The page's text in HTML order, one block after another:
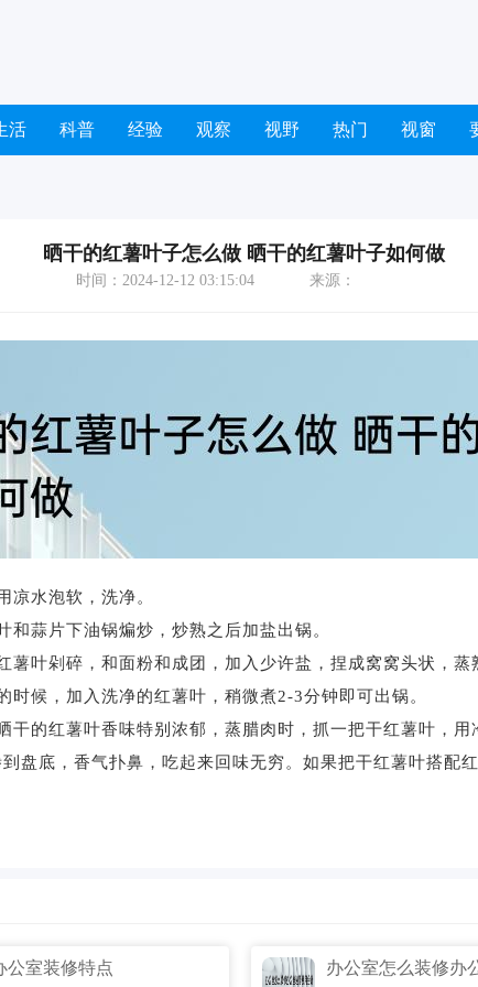
活 科普 经验 观察 视野 热门 视窗
晒干的红薯叶子怎么做 晒干的红薯叶子如何做
时间：2024-12-12 03:15:04 来源：
凉水泡软，洗净。
和蒜片下油锅煸炒，炒熟之后加盐出锅。
薯叶剁碎，和面粉和成团，加入少许盐，捏成窝窝头状，蒸
时候，加入洗净的红薯叶，稍微煮2-3分钟即可出锅。
干的红薯叶香味特别浓郁，蒸腊肉时，抓一把干红薯叶，用
盘底，香气扑鼻，吃起来回味无穷。如果把干红薯叶搭配
公室装修特点